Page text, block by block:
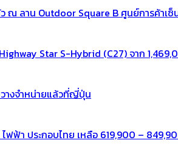
ณ ลาน Outdoor Square B ศูนย์การค้าเ
Star S-Hybrid (C27) จาก
างจำหน่ายแล้วที่ญี่ปุ่น
ฟฟ้า ประกอบไทย เหลือ 619,900 –